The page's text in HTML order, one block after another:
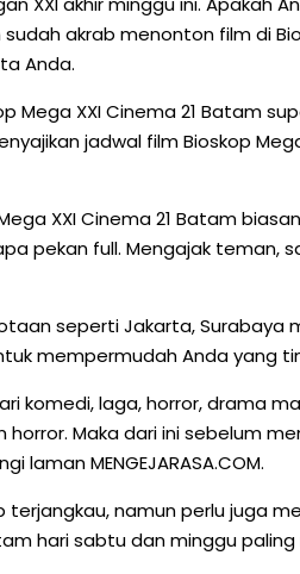
sudah akrab menonton film di
Anda.
Mega XXI Cinema 21 Batam
jadwal film Bioskop
XXI Cinema 21 Batam
pekan full. Mengajak teman,
seperti Jakarta, Surabaya
mempermudah Anda
komedi, laga, horror, drama
Maka dari ini sebelum
MENGEJARASA.COM.
terjangkau, namun perlu
hari sabtu dan minggu